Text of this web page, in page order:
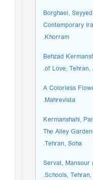
Borghaei,
Contemporary
Khorram.
Behzad
of Love, Tehran,
\---------- (2012) A
Mahrevista.
Kermanshahi,
The Alley
Tehran, Soha.
Servat,
Schools,